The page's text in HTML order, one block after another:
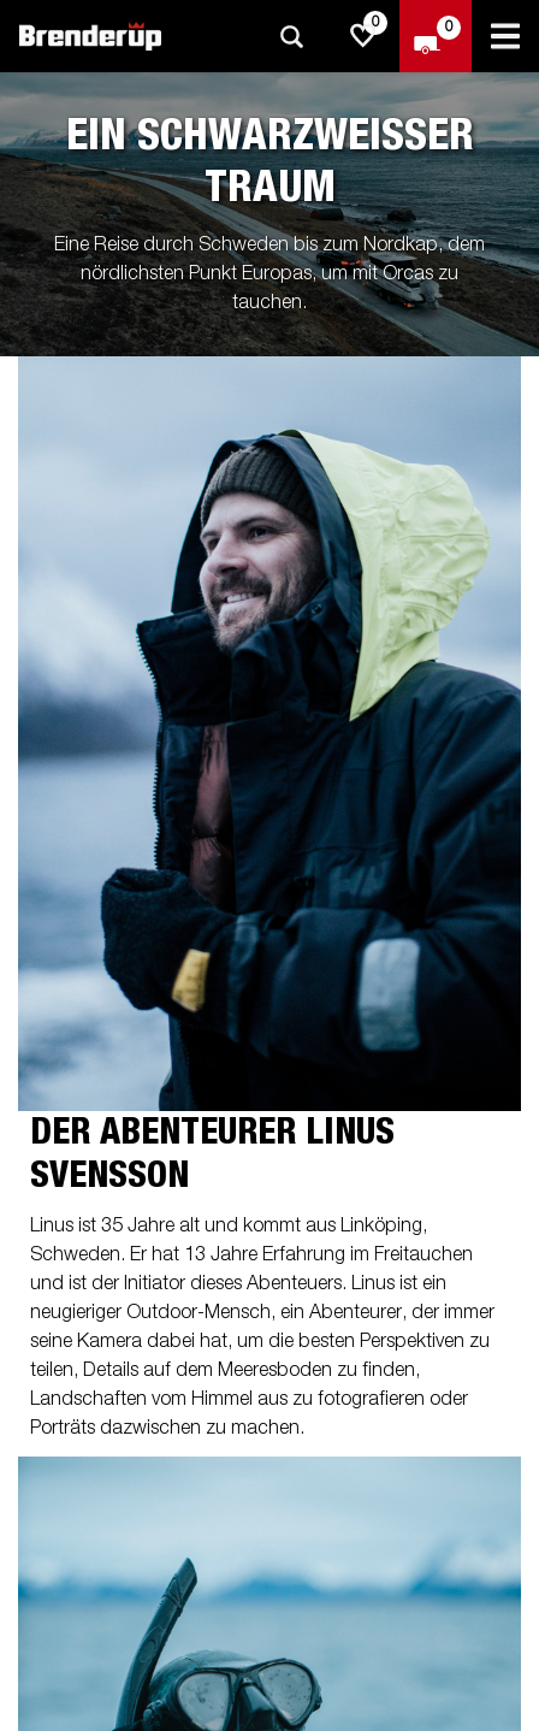
0 0
EIN SCHWARZWEISSER
TRAUM
Eine Reise durch Schweden bis zum Nordkap, dem
nördlichsten Punkt Europas, um mit Orcas zu
tauchen.
DER ABENTEURER LINUS
SVENSSON
Linus ist 35 Jahre alt und kommt aus Linköping,
Schweden. Er hat 13 Jahre Erfahrung im Freitauchen
und ist der Initiator dieses Abenteuers. Linus ist ein
neugieriger Outdoor-Mensch, ein Abenteurer, der immer
seine Kamera dabei hat, um die besten Perspektiven zu
teilen, Details auf dem Meeresboden zu finden,
Landschaften vom Himmel aus zu fotografieren oder
Porträts dazwischen zu machen.